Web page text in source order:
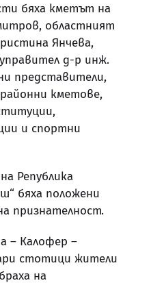
бяха кметът на
областният
Янчева,
д-р инж.
представители,
кметове,
и спортни
Република
бяха положени
признателност.
– Калофер –
стотици жители
на